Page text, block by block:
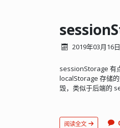
2019年03月16日
sessionStorage 有
localStorage 存储
毁，类似于后端的
阅读全文